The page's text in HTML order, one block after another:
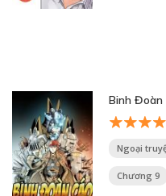
Binh Đoàn
Ngoại
Chương 9